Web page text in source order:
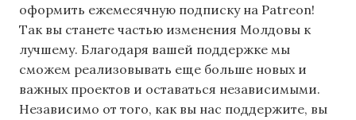
оформить ежемесячную подписку на Patreon!
Так вы станете частью изменения Молдовы к
лучшему. Благодаря вашей поддержке мы
сможем реализовывать еще больше новых и
важных проектов и оставаться независимыми.
Независимо от того, как вы нас поддержите, вы